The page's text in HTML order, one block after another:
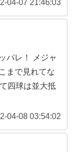
04-07 21:46:03
パレ！ メジャ
まで見れてな
四球は並大抵
04-08 03:54:02